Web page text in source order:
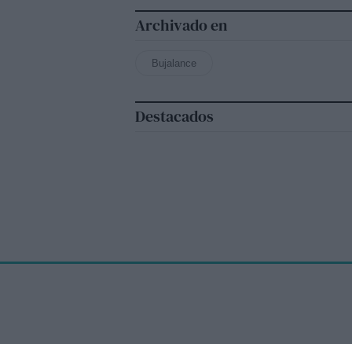
Archivado en
Bujalance
Destacados